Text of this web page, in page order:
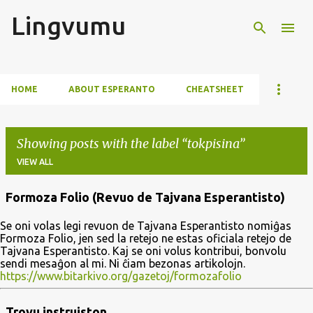
Lingvumu
HOME ABOUT ESPERANTO CHEATSHEET
Showing posts with the label tokpisina
VIEW ALL
o
s
t
s
Formoza Folio (Revuo de Tajvana Esperantisto)
Se oni volas legi revuon de Tajvana Esperantisto nomiĝas
Formoza Folio, jen sed la retejo ne estas oficiala retejo de
Tajvana Esperantisto. Kaj se oni volus kontribui, bonvolu
sendi mesaĝon al mi. Ni ĉiam bezonas artikolojn.
https://www.bitarkivo.org/gazetoj/formozafolio